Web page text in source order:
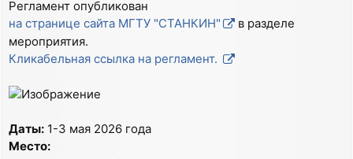
е
н
и
Регламент опубликован
на странице сайта МГТУ "СТАНКИН"
в разделе
мероприятия.
Кликабельная ссылка на регламент.
Даты: 1-3 мая 2026 года
Место: